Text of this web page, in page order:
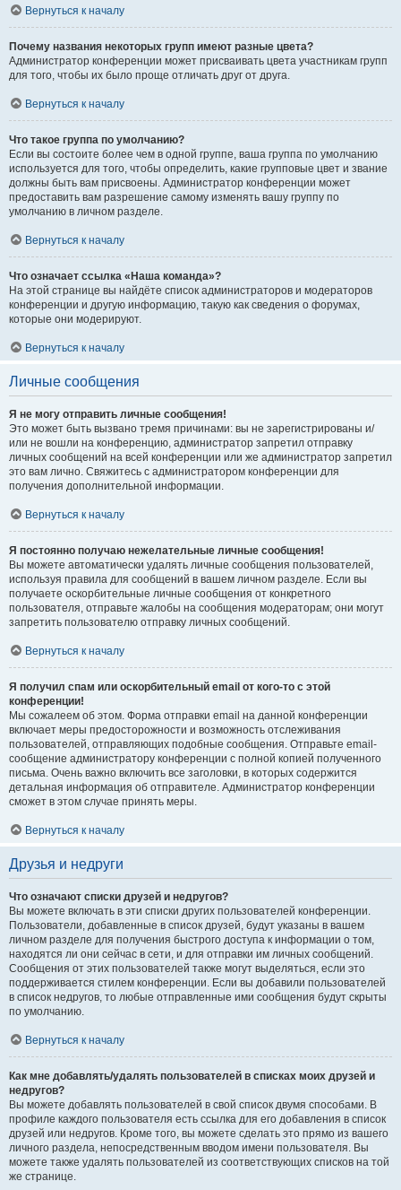
Вернуться к началу
Почему названия некоторых групп имеют разные цвета?
Администратор конференции может присваивать цвета участникам групп
для того, чтобы их было проще отличать друг от друга.
Вернуться к началу
Что такое группа по умолчанию?
Если вы состоите более чем в одной группе, ваша группа по умолчанию
используется для того, чтобы определить, какие групповые цвет и звание
должны быть вам присвоены. Администратор конференции может
предоставить вам разрешение самому изменять вашу группу по
умолчанию в личном разделе.
Вернуться к началу
Что означает ссылка «Наша команда»?
На этой странице вы найдёте список администраторов и модераторов
конференции и другую информацию, такую как сведения о форумах,
которые они модерируют.
Вернуться к началу
Личные сообщения
Я не могу отправить личные сообщения!
Это может быть вызвано тремя причинами: вы не зарегистрированы и/
или не вошли на конференцию, администратор запретил отправку
личных сообщений на всей конференции или же администратор запретил
это вам лично. Свяжитесь с администратором конференции для
получения дополнительной информации.
Вернуться к началу
Я постоянно получаю нежелательные личные сообщения!
Вы можете автоматически удалять личные сообщения пользователей,
используя правила для сообщений в вашем личном разделе. Если вы
получаете оскорбительные личные сообщения от конкретного
пользователя, отправьте жалобы на сообщения модераторам; они могут
запретить пользователю отправку личных сообщений.
Вернуться к началу
Я получил спам или оскорбительный email от кого-то с этой
конференции!
Мы сожалеем об этом. Форма отправки email на данной конференции
включает меры предосторожности и возможность отслеживания
пользователей, отправляющих подобные сообщения. Отправьте email-
сообщение администратору конференции с полной копией полученного
письма. Очень важно включить все заголовки, в которых содержится
детальная информация об отправителе. Администратор конференции
сможет в этом случае принять меры.
Вернуться к началу
Друзья и недруги
Что означают списки друзей и недругов?
Вы можете включать в эти списки других пользователей конференции.
Пользователи, добавленные в список друзей, будут указаны в вашем
личном разделе для получения быстрого доступа к информации о том,
находятся ли они сейчас в сети, и для отправки им личных сообщений.
Сообщения от этих пользователей также могут выделяться, если это
поддерживается стилем конференции. Если вы добавили пользователей
в список недругов, то любые отправленные ими сообщения будут скрыты
по умолчанию.
Вернуться к началу
Как мне добавлять/удалять пользователей в списках моих друзей и
недругов?
Вы можете добавлять пользователей в свой список двумя способами. В
профиле каждого пользователя есть ссылка для его добавления в список
друзей или недругов. Кроме того, вы можете сделать это прямо из вашего
личного раздела, непосредственным вводом имени пользователя. Вы
можете также удалять пользователей из соответствующих списков на той
же странице.